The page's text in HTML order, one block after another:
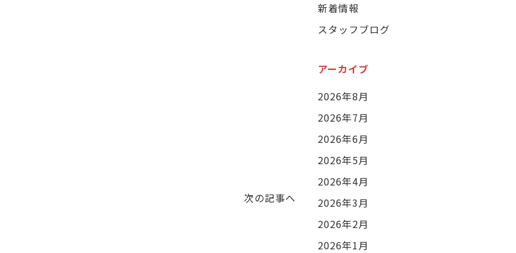
次の記事へ
新着情報
スタッフブログ
アーカイブ
2026年8月
2026年7月
2026年6月
2026年5月
2026年4月
2026年3月
2026年2月
2026年1月